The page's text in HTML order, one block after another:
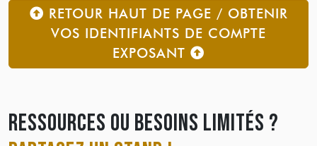
RETOUR HAUT DE PAGE / OBTENIR
VOS IDENTIFIANTS DE COMPTE
EXPOSANT
RESSOURCES OU BESOINS LIMITÉS ?